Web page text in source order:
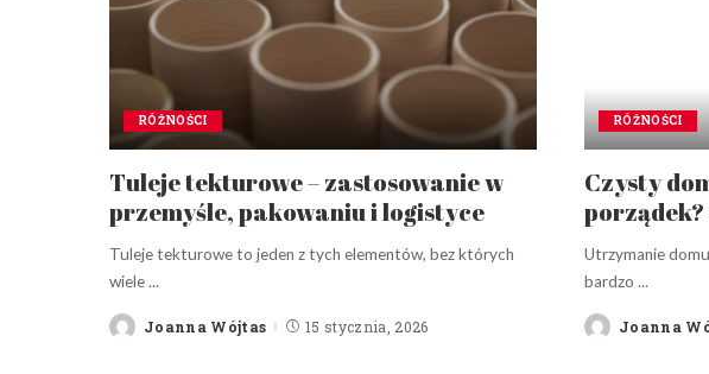
RÓŻNOŚCI
Tuleje tekturowe – zastosowanie w
przemyśle, pakowaniu i logistyce
Tuleje tekturowe to jeden z tych elementów, bez których
wiele...
PostedJoanna Wójtas 15 stycznia, 2026
RÓŻNOŚCI
Czysty
Utrzymanie
bardzo ...
PostedJoanna